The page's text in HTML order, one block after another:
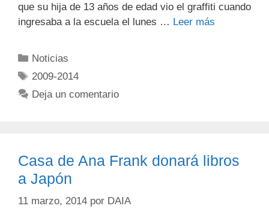
que su hija de 13 años de edad vio el graffiti cuando
ingresaba a la escuela el lunes … Leer más
Noticias
2009-2014
Deja un comentario
Casa de Ana Frank donará libros
a Japón
11 marzo, 2014 por DAIA